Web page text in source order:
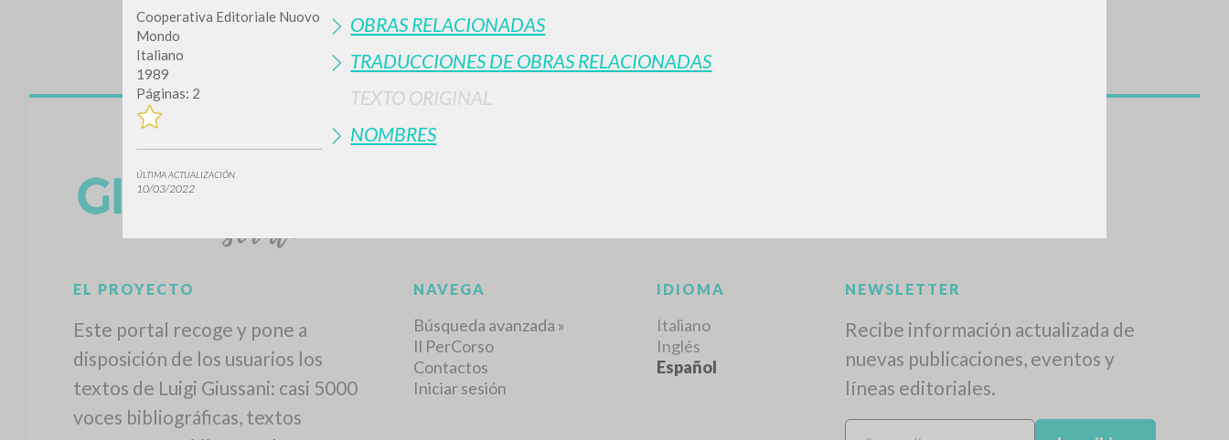
Cooperativa Editoriale Nuovo
Mondo
Italiano
1989
Páginas: 2
ÚLTIMA ACTUALIZACIÓN
10/03/2022
OBRAS RELACIONADAS
TRADUCCIONES DE OBRAS RELACIONADAS
TEXTO ORIGINAL
NOMBRES
TIPOLOGÍA IDIOMA AÑO ACTIVIDADES RECIENTES